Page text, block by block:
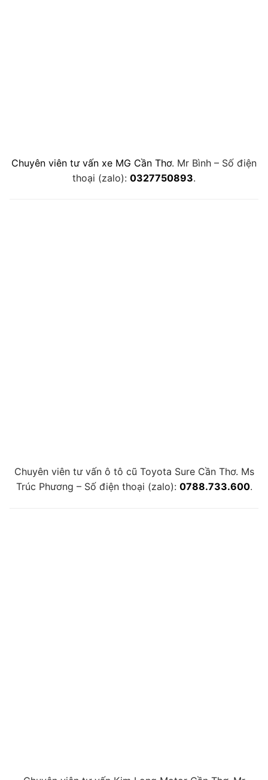
Chuyên viên tư vấn xe MG Cần Thơ. Mr Bình – Số điện
thoại (zalo): 0327750893.
Chuyên viên tư vấn ô tô cũ Toyota Sure Cần Thơ. Ms
Trúc Phương – Số điện thoại (zalo): 0788.733.600.